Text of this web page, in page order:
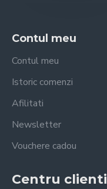
Contul meu
Contul meu
Istoric comenzi
Afilitati
Newsletter
Vouchere cadou
Centru clienti